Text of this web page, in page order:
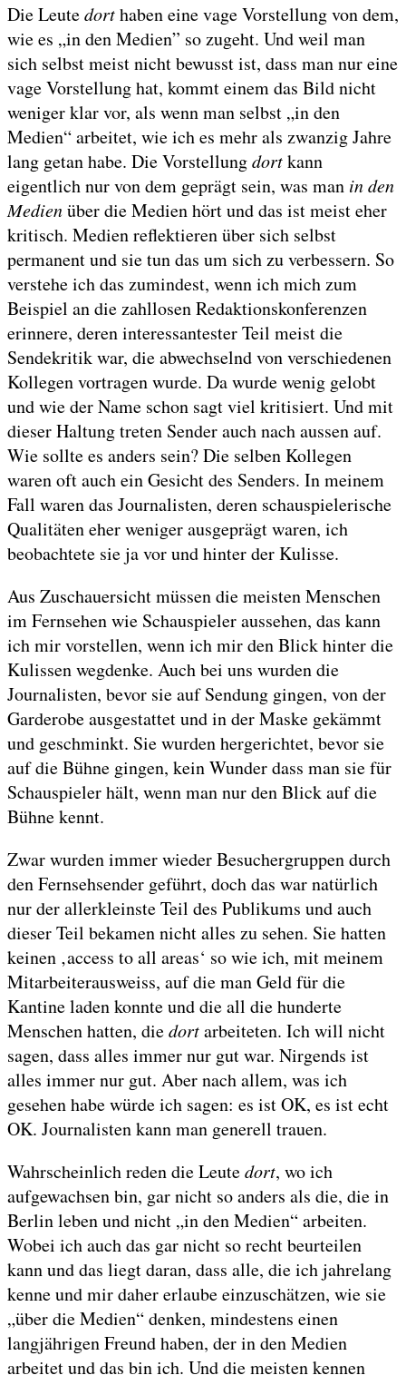
Die Leutedorthaben eine vage Vorstellung von dem,
wie es „in den Medien” so zugeht. Und weil man
sich selbst meist nicht bewusst ist, dass man nur eine
vage Vorstellung hat, kommt einem das Bild nicht
weniger klar vor, als wenn man selbst „in den
Medien“ arbeitet, wie ich es mehr als zwanzig Jahre
lang getan habe. Die Vorstellungdortkann
eigentlich nur von dem geprägt sein, was man in den
Medienüber die Medien hört und das ist meist eher
kritisch. Medien reflektieren über sich selbst
permanent und sie tun das um sich zu verbessern. So
verstehe ich das zumindest, wenn ich mich zum
Beispiel an die zahllosen Redaktionskonferenzen
erinnere, deren interessantester Teil meist die
Sendekritik war, die abwechselnd von verschiedenen
Kollegen vortragen wurde. Da wurde wenig gelobt
und wie der Name schon sagt viel kritisiert. Und mit
dieser Haltung treten Sender auch nach aussen auf.
Wie sollte es anders sein? Die selben Kollegen
waren oft auch ein Gesicht des Senders. In meinem
Fall waren das Journalisten, deren schauspielerische
Qualitäten eher weniger ausgeprägt waren, ich
beobachtete sie ja vor und hinter der Kulisse.
Aus Zuschauersicht müssen die meisten Menschen
im Fernsehen wie Schauspieler aussehen, das kann
ich mir vorstellen, wenn ich mir den Blick hinter die
Kulissen wegdenke. Auch bei uns wurden die
Journalisten, bevor sie auf Sendung gingen, von der
Garderobe ausgestattet und in der Maske gekämmt
und geschminkt. Sie wurden hergerichtet, bevor sie
auf die Bühne gingen, kein Wunder dass man sie für
Schauspieler hält, wenn man nur den Blick auf die
Bühne kennt.
Zwar wurden immer wieder Besuchergruppen durch
den Fernsehsender geführt, doch das war natürlich
nur der allerkleinste Teil des Publikums und auch
dieser Teil bekamen nicht alles zu sehen. Sie hatten
keinen ‚access to all areas‘ so wie ich, mit meinem
Mitarbeiterausweiss, auf die man Geld für die
Kantine laden konnte und die all die hunderte
Menschen hatten, diedortarbeiteten. Ich will nicht
sagen, dass alles immer nur gut war. Nirgends ist
alles immer nur gut. Aber nach allem, was ich
gesehen habe würde ich sagen: es ist OK, es ist echt
OK. Journalisten kann man generell trauen.
Wahrscheinlich reden die Leutedort, wo ich
aufgewachsen bin, gar nicht so anders als die, die in
Berlin leben und nicht „in den Medien“ arbeiten.
Wobei ich auch das gar nicht so recht beurteilen
kann und das liegt daran, dass alle, die ich jahrelang
kenne und mir daher erlaube einzuschätzen, wie sie
„über die Medien“ denken, mindestens einen
langjährigen Freund haben, der in den Medien
arbeitet und das bin ich. Und die meisten kennen